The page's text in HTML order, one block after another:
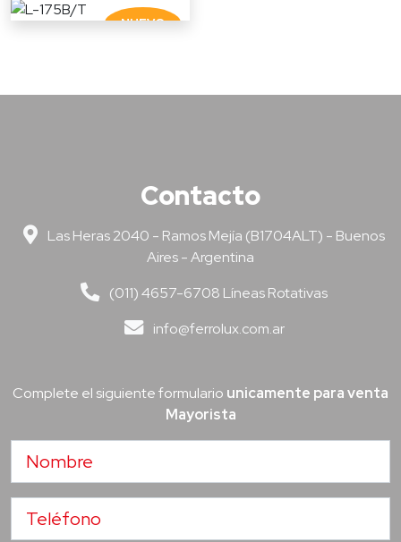
Contacto
Las Heras 2040 - Ramos Mejía (B1704ALT) - Buenos
Aires - Argentina
(011) 4657-6708 Líneas Rotativas
info@ferrolux.com.ar
Complete el siguiente formulario unicamente para venta
Mayorista